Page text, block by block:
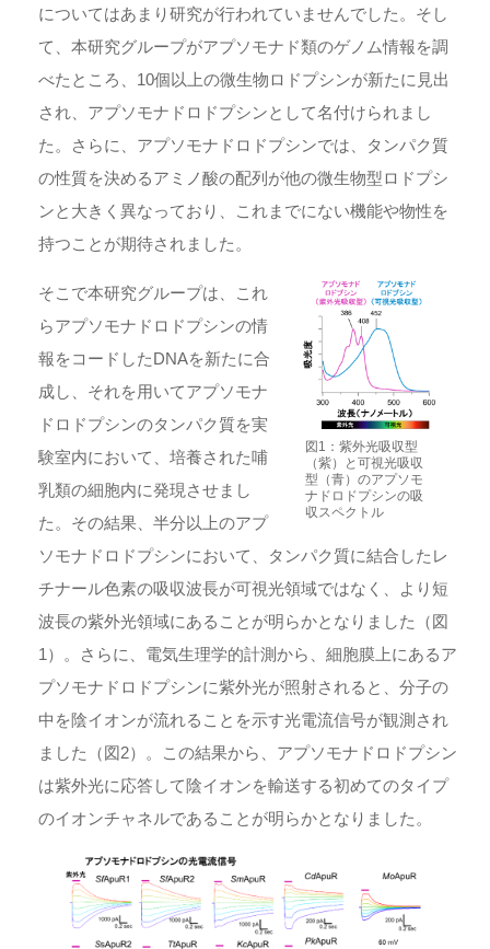
についてはあまり研究が行われていませんでした。そし
て、本研究グループがアプソモナド類のゲノム情報を調
べたところ、10個以上の微生物ロドプシンが新たに見出
され、アプソモナドロドプシンとして名付けられまし
た。さらに、アプソモナドロドプシンでは、タンパク質
の性質を決めるアミノ酸の配列が他の微生物型ロドプシ
ンと大きく異なっており、これまでにない機能や物性を
持つことが期待されました。
図1：紫外光吸収型
（紫）と可視光吸収
型（青）のアプソモ
ナドロドプシンの吸
収スペクトル
そこで本研究グループは、これ
らアプソモナドロドプシンの情
報をコードしたDNAを新たに合
成し、それを用いてアプソモナ
ドロドプシンのタンパク質を実
験室内において、培養された哺
乳類の細胞内に発現させまし
た。その結果、半分以上のアプ
ソモナドロドプシンにおいて、タンパク質に結合したレ
チナール色素の吸収波長が可視光領域ではなく、より短
波長の紫外光領域にあることが明らかとなりました（図
1）。さらに、電気生理学的計測から、細胞膜上にあるア
プソモナドロドプシンに紫外光が照射されると、分子の
中を陰イオンが流れることを示す光電流信号が観測され
ました（図2）。この結果から、アプソモナドロドプシン
は紫外光に応答して陰イオンを輸送する初めてのタイプ
のイオンチャネルであることが明らかとなりました。